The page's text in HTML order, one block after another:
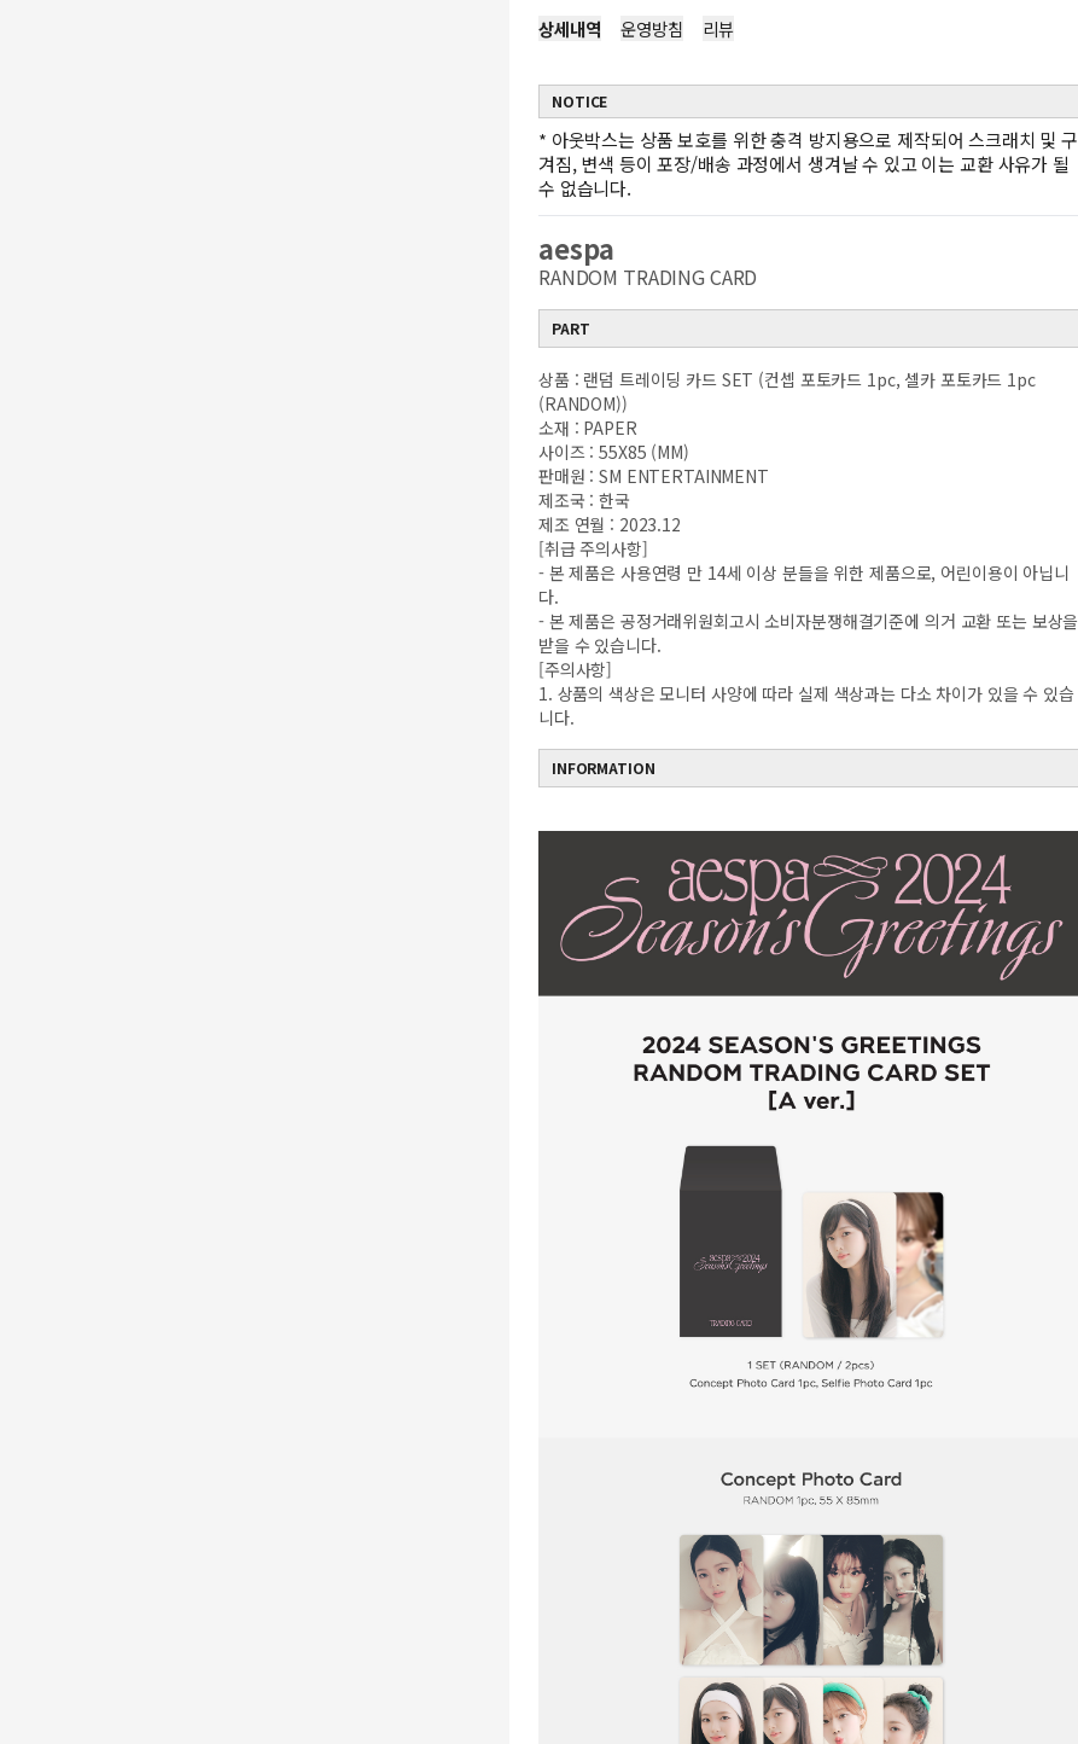
상세내역 운영방침 리뷰
NOTICE
* 아웃박스는 상품 보호를 위한 충격 방지용으로 제작되어 스크래치 및 구
겨짐, 변색 등이 포장/배송 과정에서 생겨날 수 있고 이는 교환 사유가 될
수 없습니다.
aespa
RANDOM TRADING CARD
PART
상품 : 랜덤 트레이딩 카드 SET (컨셉 포토카드 1pc, 셀카 포토카드 1pc
(RANDOM))
소재 : PAPER
사이즈 : 55X85 (MM)
판매원 : SM ENTERTAINMENT
제조국 : 한국
제조 연월 : 2023.12
[취급 주의사항]
- 본 제품은 사용연령 만 14세 이상 분들을 위한 제품으로, 어린이용이 아닙니
다.
- 본 제품은 공정거래위원회고시 소비자분쟁해결기준에 의거 교환 또는 보상을
받을 수 있습니다.
[주의사항]
1. 상품의 색상은 모니터 사양에 따라 실제 색상과는 다소 차이가 있을 수 있습
니다.
INFORMATION